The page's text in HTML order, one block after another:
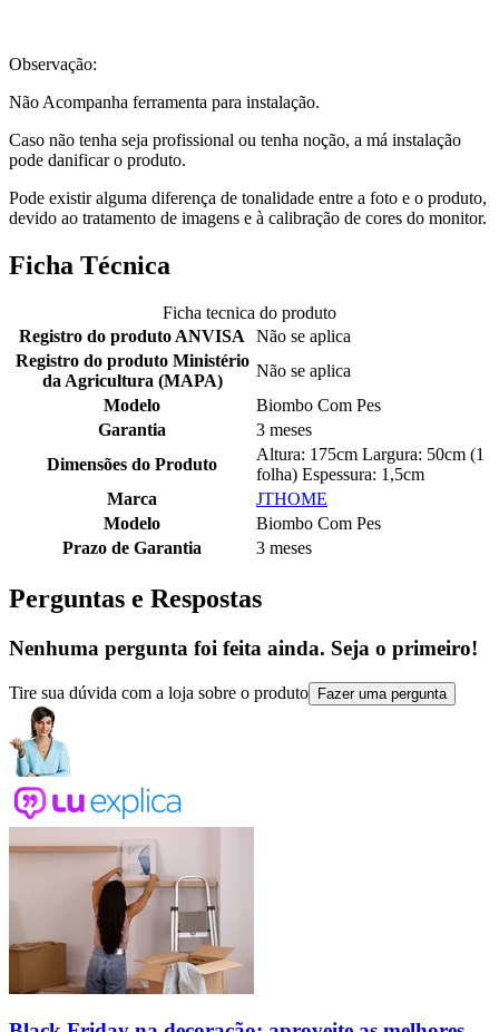
Observação:
Não Acompanha ferramenta para instalação.
Caso não tenha seja profissional ou tenha noção, a má instalação
pode danificar o produto.
Pode existir alguma diferença de tonalidade entre a foto e o produto,
devido ao tratamento de imagens e à calibração de cores do monitor.
Ficha Técnica
Ficha tecnica do produto
Registro do produto ANVISA
Não se aplica
Registro do produto Ministério
da Agricultura (MAPA)
Não se aplica
Modelo
Biombo Com Pes
Garantia
3 meses
Dimensões do Produto
Altura: 175cm Largura: 50cm (1
folha) Espessura: 1,5cm
Marca
JTHOME
Modelo
Biombo Com Pes
Prazo de Garantia
3 meses
Perguntas e Respostas
Nenhuma pergunta foi feita ainda. Seja o primeiro!
Tire sua dúvida com a loja sobre o produto Fazer uma pergunta